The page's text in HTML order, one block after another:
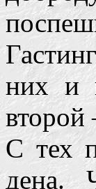
них и
С тех
дена.